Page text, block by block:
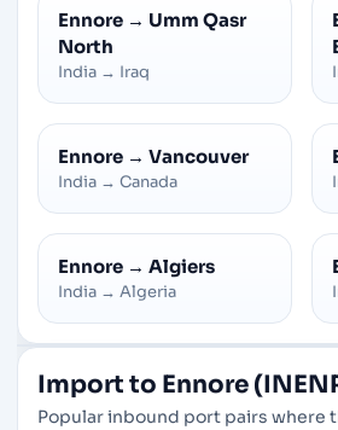
Ennore → Umm Qasr
North
India → Iraq
Ennore → Vancouver
India → Canada
Ennore → Algiers
India → Algeria
Import to Ennore
Popular inbound port pairs where